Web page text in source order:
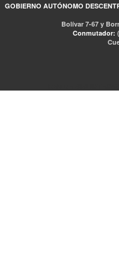
GOBIERNO AUTÓNOMO
Bolívar 7-67 y
Conmutador: